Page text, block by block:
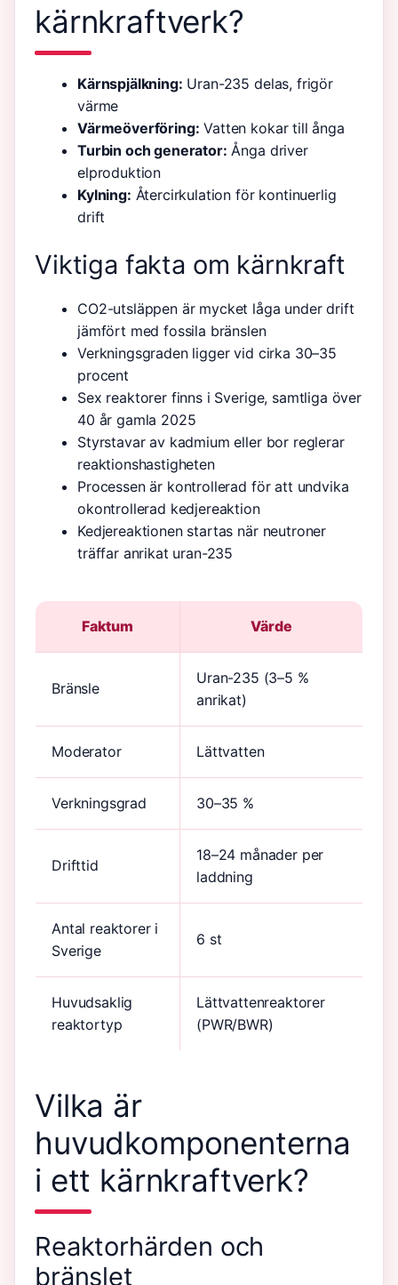
kärnkraftverk?
Kärnspjälkning: Uran-235 delas, frigör
värme
Värmeöverföring: Vatten kokar till ånga
Turbin och generator: Ånga driver
elproduktion
Kylning: Återcirkulation för kontinuerlig
drift
Viktiga fakta om kärnkraft
CO2-utsläppen är mycket låga under drift
jämfört med fossila bränslen
Verkningsgraden ligger vid cirka 30–35
procent
Sex reaktorer finns i Sverige, samtliga över
40 år gamla 2025
Styrstavar av kadmium eller bor reglerar
reaktionshastigheten
Processen är kontrollerad för att undvika
okontrollerad kedjereaktion
Kedjereaktionen startas när neutroner
träffar anrikat uran-235
Faktum Värde
Bränsle
Uran-235 (3–5 %
anrikat)
Moderator Lättvatten
Verkningsgrad 30–35 %
Drifttid
18–24 månader per
laddning
Antal reaktorer i
Sverige
6 st
Huvudsaklig
reaktortyp
Lättvattenreaktorer
(PWR/BWR)
Vilka är
huvudkomponenterna
i ett kärnkraftverk?
Reaktorhärden och
bränslet